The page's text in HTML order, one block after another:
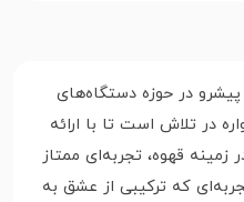
پیشرو در حوزه دستگاه‌های
در تلاش است تا با ارائه
زمینه قهوه، تجربه‌ای ممتاز
که ترکیبی از عشق به